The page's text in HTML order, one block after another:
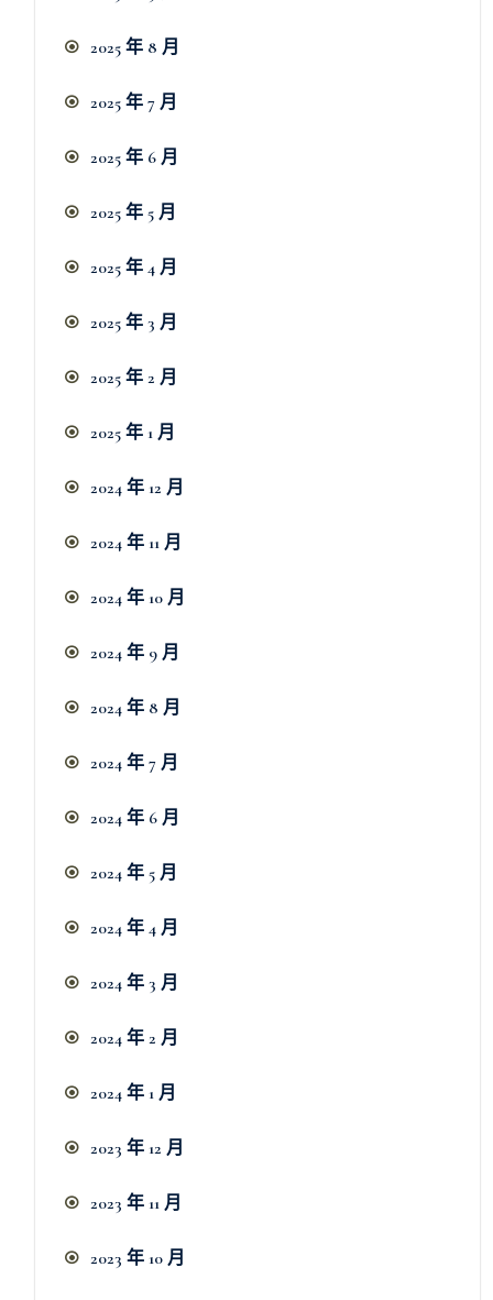
2025 年 8 月
2025 年 7 月
2025 年 6 月
2025 年 5 月
2025 年 4 月
2025 年 3 月
2025 年 2 月
2025 年 1 月
2024 年 12 月
2024 年 11 月
2024 年 10 月
2024 年 9 月
2024 年 8 月
2024 年 7 月
2024 年 6 月
2024 年 5 月
2024 年 4 月
2024 年 3 月
2024 年 2 月
2024 年 1 月
2023 年 12 月
2023 年 11 月
2023 年 10 月